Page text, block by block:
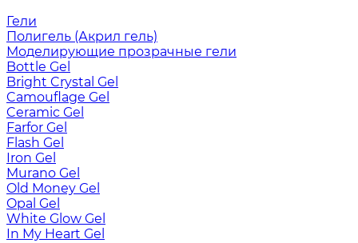
Гели
Полигель (Акрил гель)
Моделирующие прозрачные гели
Bottle Gel
Bright Crystal Gel
Camouflage Gel
Ceramic Gel
Farfor Gel
Flash Gel
Iron Gel
Murano Gel
Old Money Gel
Opal Gel
White Glow Gel
In My Heart Gel